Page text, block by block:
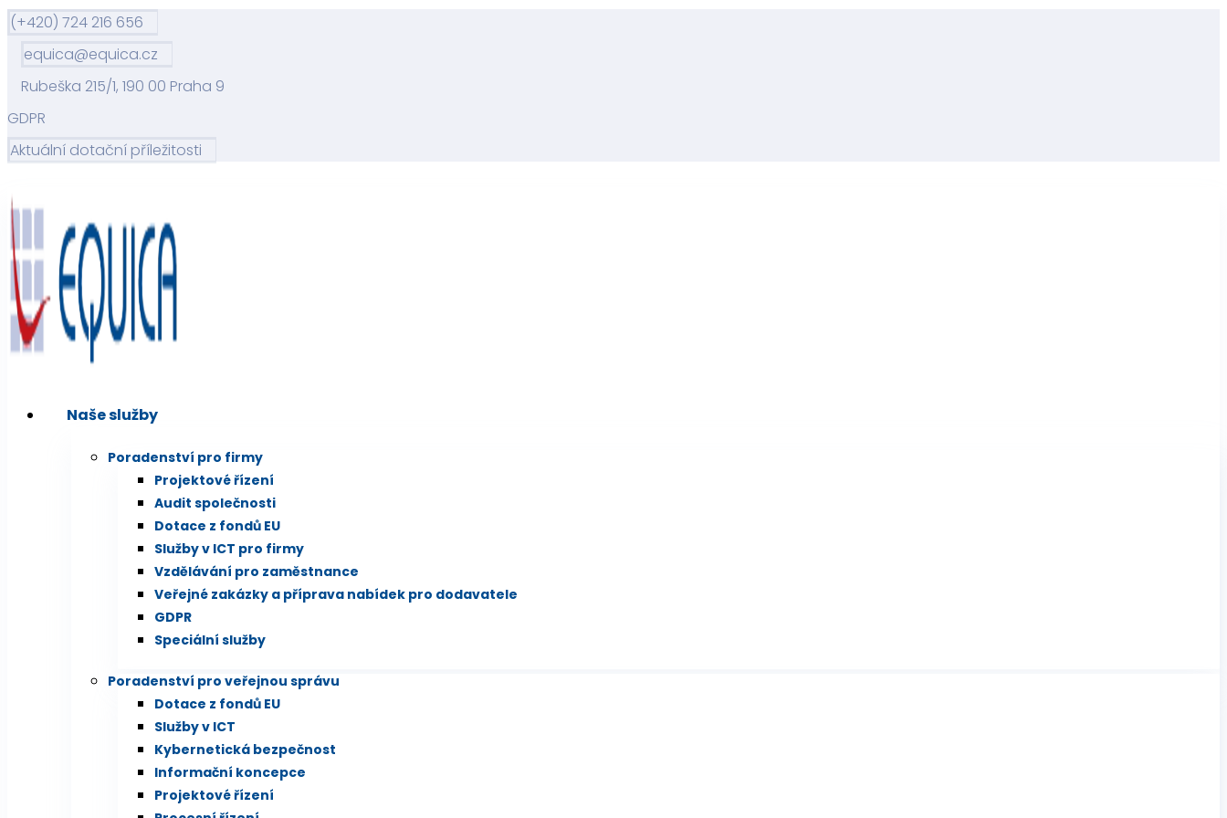
(+420) 724 216 656
equica@equica.cz
Rubeška 215/1, 190 00 Praha 9
GDPR
Aktuální dotační příležitosti
Naše služby
Poradenství pro firmy
Projektové řízení
Audit společnosti
Dotace z fondů EU
Služby v ICT pro firmy
Vzdělávání pro zaměstnance
Veřejné zakázky a příprava nabídek pro dodavatele
GDPR
Speciální služby
Poradenství pro veřejnou správu
Dotace z fondů EU
Služby v ICT
Kybernetická bezpečnost
Informační koncepce
Projektové řízení